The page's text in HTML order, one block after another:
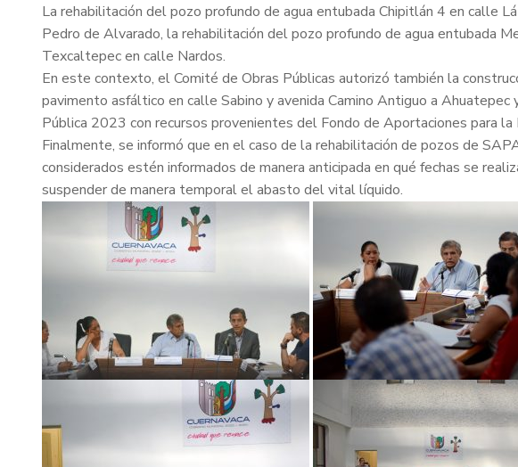
La rehabilitación del pozo profundo de agua entubada Chipitlán 4 en calle
Pedro de Alvarado, la rehabilitación del pozo profundo de agua entubada
Texcaltepec en calle Nardos.
En este contexto, el Comité de Obras Públicas autorizó también la
pavimento asfáltico en calle Sabino y avenida Camino Antiguo a
Pública 2023 con recursos provenientes del Fondo de Aportaciones para
Finalmente, se informó que en el caso de la rehabilitación de pozos de
considerados estén informados de manera anticipada en qué fechas se
suspender de manera temporal el abasto del vital líquido.